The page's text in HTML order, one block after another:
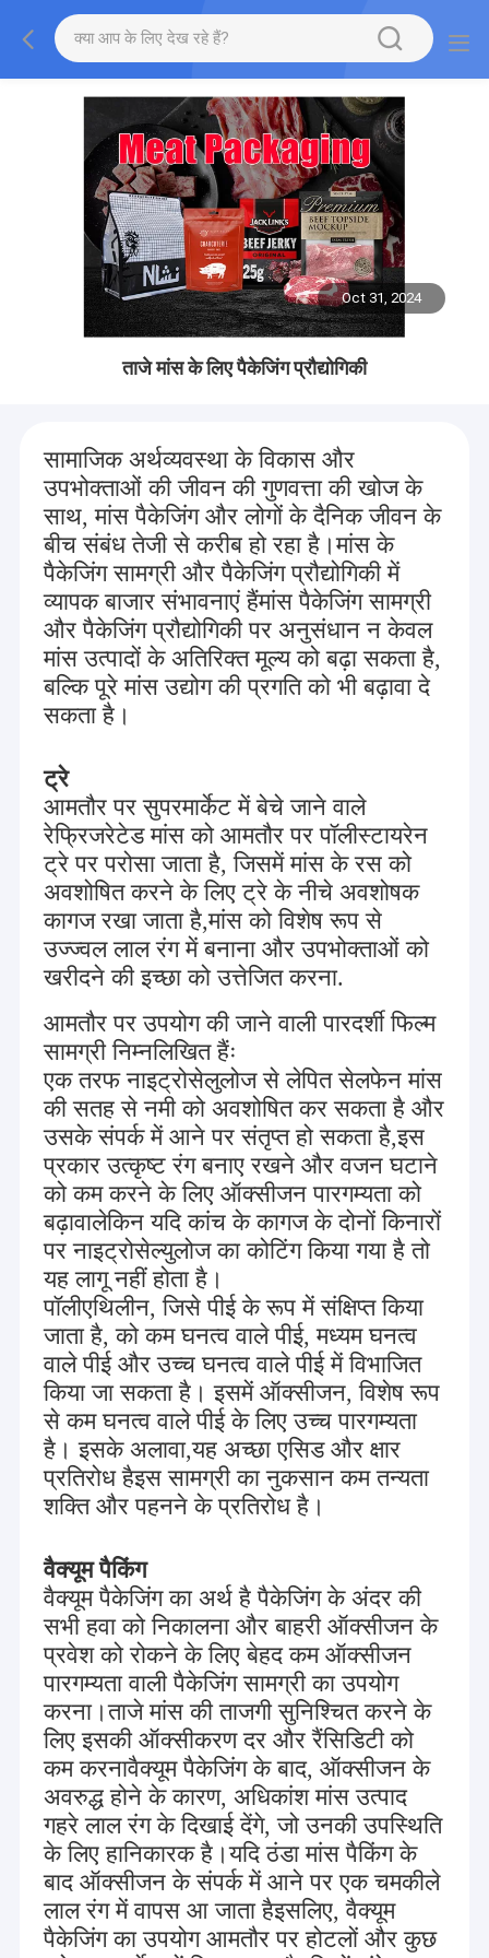
Oct 31, 2024
ताजे मांस के लिए पैकेजिंग प्रौद्योगिकी
सामाजिक अर्थव्यवस्था के विकास और
उपभोक्ताओं की जीवन की गुणवत्ता की खोज के
साथ, मांस पैकेजिंग और लोगों के दैनिक जीवन के
बीच संबंध तेजी से करीब हो रहा है।मांस के
पैकेजिंग सामग्री और पैकेजिंग प्रौद्योगिकी में
व्यापक बाजार संभावनाएं हैंमांस पैकेजिंग सामग्री
और पैकेजिंग प्रौद्योगिकी पर अनुसंधान न केवल
मांस उत्पादों के अतिरिक्त मूल्य को बढ़ा सकता है,
बल्कि पूरे मांस उद्योग की प्रगति को भी बढ़ावा दे
सकता है।
ट्रे
आमतौर पर सुपरमार्केट में बेचे जाने वाले
रेफ्रिजरेटेड मांस को आमतौर पर पॉलीस्टायरेन
ट्रे पर परोसा जाता है, जिसमें मांस के रस को
अवशोषित करने के लिए ट्रे के नीचे अवशोषक
कागज रखा जाता है,मांस को विशेष रूप से
उज्ज्वल लाल रंग में बनाना और उपभोक्ताओं को
खरीदने की इच्छा को उत्तेजित करना.
आमतौर पर उपयोग की जाने वाली पारदर्शी फिल्म
सामग्री निम्नलिखित हैंः
एक तरफ नाइट्रोसेलुलोज से लेपित सेलफेन मांस
की सतह से नमी को अवशोषित कर सकता है और
उसके संपर्क में आने पर संतृप्त हो सकता है,इस
प्रकार उत्कृष्ट रंग बनाए रखने और वजन घटाने
को कम करने के लिए ऑक्सीजन पारगम्यता को
बढ़ावालेकिन यदि कांच के कागज के दोनों किनारों
पर नाइट्रोसेल्युलोज का कोटिंग किया गया है तो
यह लागू नहीं होता है।
पॉलीएथिलीन, जिसे पीई के रूप में संक्षिप्त किया
जाता है, को कम घनत्व वाले पीई, मध्यम घनत्व
वाले पीई और उच्च घनत्व वाले पीई में विभाजित
किया जा सकता है। इसमें ऑक्सीजन, विशेष रूप
से कम घनत्व वाले पीई के लिए उच्च पारगम्यता
है। इसके अलावा,यह अच्छा एसिड और क्षार
प्रतिरोध हैइस सामग्री का नुकसान कम तन्यता
शक्ति और पहनने के प्रतिरोध है।
वैक्यूम पैकिंग
वैक्यूम पैकेजिंग का अर्थ है पैकेजिंग के अंदर की
सभी हवा को निकालना और बाहरी ऑक्सीजन के
प्रवेश को रोकने के लिए बेहद कम ऑक्सीजन
पारगम्यता वाली पैकेजिंग सामग्री का उपयोग
करना।ताजे मांस की ताजगी सुनिश्चित करने के
लिए इसकी ऑक्सीकरण दर और रैंसिडिटी को
कम करनावैक्यूम पैकेजिंग के बाद, ऑक्सीजन के
अवरुद्ध होने के कारण, अधिकांश मांस उत्पाद
गहरे लाल रंग के दिखाई देंगे, जो उनकी उपस्थिति
के लिए हानिकारक है।यदि ठंडा मांस पैकिंग के
बाद ऑक्सीजन के संपर्क में आने पर एक चमकीले
लाल रंग में वापस आ जाता हैइसलिए, वैक्यूम
पैकेजिंग का उपयोग आमतौर पर होटलों और कुछ